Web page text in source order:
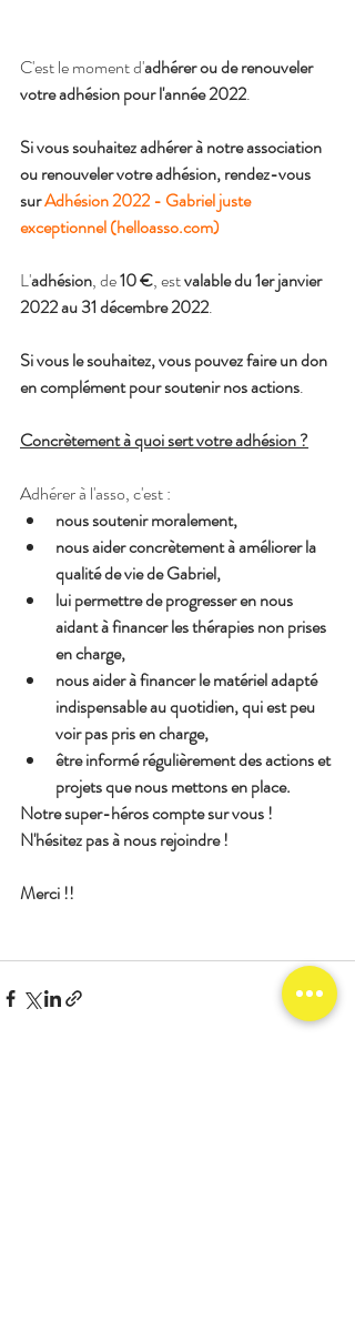
C'est le moment d'adhérer ou de renouveler
votre adhésion pour l'année 2022.
Si vous souhaitez adhérer à notre association
ou renouveler votre adhésion, rendez-vous
sur Adhésion 2022 - Gabriel juste
exceptionnel (helloasso.com)
L'adhésion, de 10 €, est valable du 1er janvier
2022 au 31 décembre 2022.
Si vous le souhaitez, vous pouvez faire un don
en complément pour soutenir nos actions.
Concrètement à quoi sert votre adhésion ?
Adhérer à l'asso, c'est :
nous soutenir moralement,
nous aider concrètement à améliorer la
qualité de vie de Gabriel,
lui permettre de progresser en nous
aidant à financer les thérapies non prises
en charge,
nous aider à financer le matériel adapté
indispensable au quotidien, qui est peu
voir pas pris en charge,
être informé régulièrement des actions et
projets que nous mettons en place.
Notre super-héros compte sur vous !
N'hésitez pas à nous rejoindre !
Merci !!